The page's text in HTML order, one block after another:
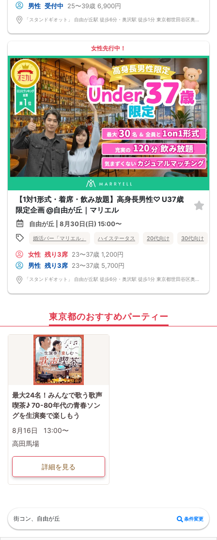
男性 受付中 25〜39歳 6,900円
女性先行中！
【1対1形式・着席・飲み放題】高身長男性♡ U37歳
限定企画 @自由が丘｜マリエル
自由が丘 | 8月30日(日) 15:00〜
婚活バー「マリエル」 ハイステータス 20代向け 30代向け
女性 残り3席 23〜37歳 1,200円
男性 残り3席 23〜37歳 5,700円
東京都のおすすめパーティー
最大24名！みんなで歌う歌声
喫茶♪ 70-80年代の青春ソン
グを生演奏で楽しもう
8月16日
13:00〜
高田馬場
詳細を見る
街コン、自由が丘 条件変更